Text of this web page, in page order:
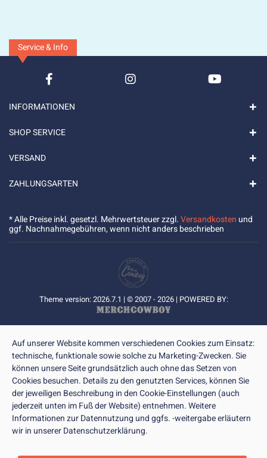
Service & Info
INFORMATIONEN
SHOP SERVICE
VERSAND
ZAHLUNGSARTEN
* Alle Preise inkl. gesetzl. Mehrwertsteuer zzgl.Versandkosten und
ggf. Nachnahmegebühren, wenn nicht anders beschrieben
Theme version: 2026.7.1 | © 2007 - 2026 | POWERED BY:
Auf unserer Website kommen verschiedenen Cookies zum Einsatz:
technische, funktionale sowie solche zu Marketing-Zwecken. Sie
können unsere Seite grundsätzlich auch ohne das Setzen von
Cookies besuchen. Details zu den genutzten Services, können Sie
der jeweiligen Beschreibung in den Cookie-Einstellungen (auch
jederzeit unten im Fuß der Website) entnehmen. Weitere
Informationen zur Datennutzung und ggfs. -weitergabe erläutern
wir in unserer Datenschutzerklärung.